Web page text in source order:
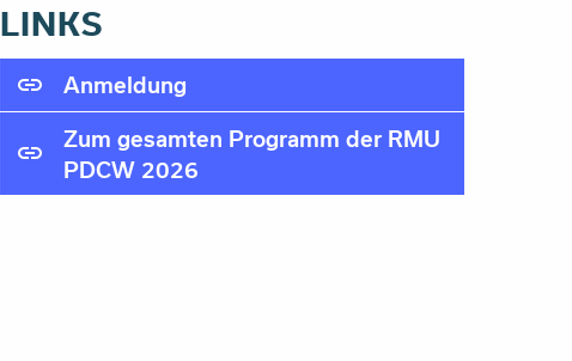
LINKS
Anmeldung
Zum gesamten Programm der RMU
PDCW 2026